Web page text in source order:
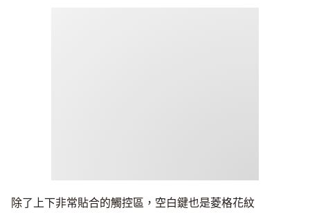
除了上下非常貼合的觸控區，空白鍵也是菱格花紋